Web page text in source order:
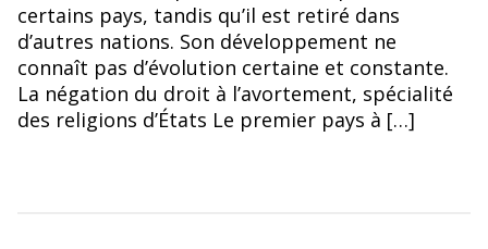
certains pays, tandis qu’il est retiré dans
d’autres nations. Son développement ne
connaît pas d’évolution certaine et constante.
La négation du droit à l’avortement, spécialité
des religions d’États Le premier pays à […]